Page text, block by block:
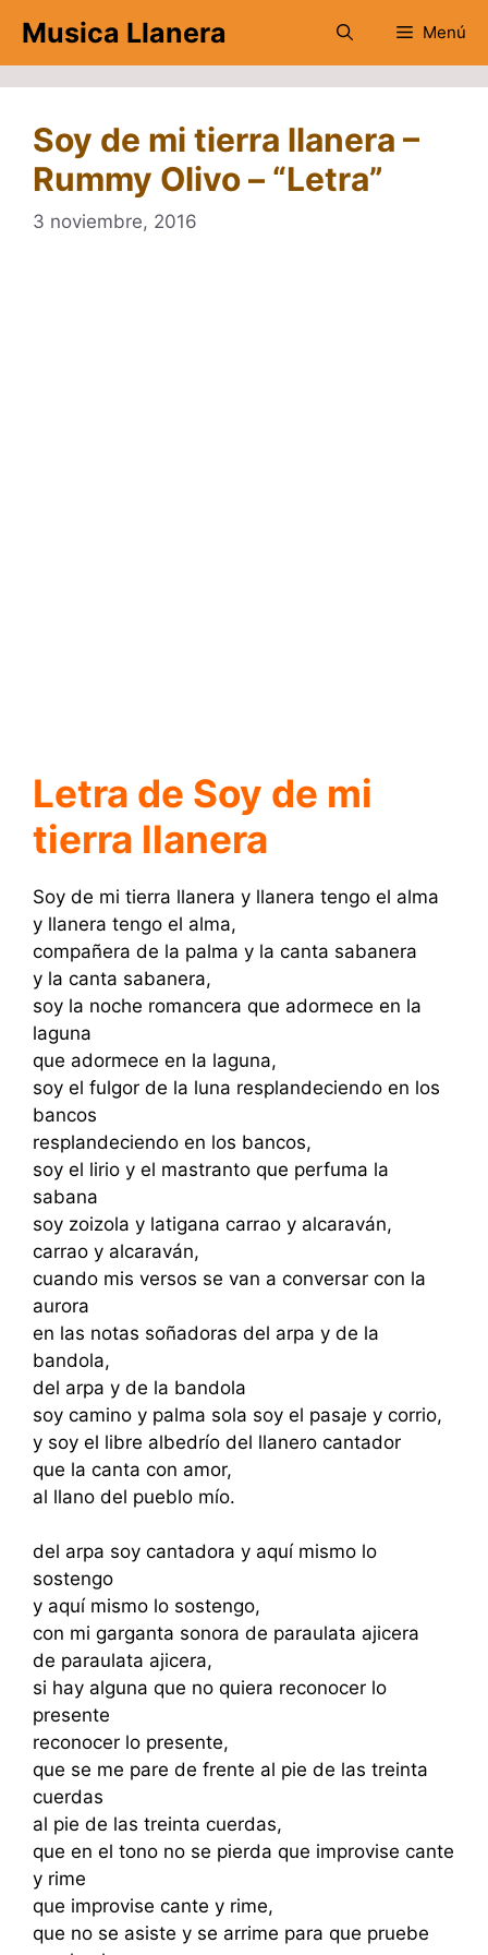
contenido
Musica Llanera Menú
Soy de mi tierra llanera –
Rummy Olivo – “Letra”
3 noviembre, 2016
Letra de Soy de mi
tierra llanera
Soy de mi tierra llanera y llanera tengo el alma
y llanera tengo el alma,
compañera de la palma y la canta sabanera
y la canta sabanera,
soy la noche romancera que adormece en la
laguna
que adormece en la laguna,
soy el fulgor de la luna resplandeciendo en los
bancos
resplandeciendo en los bancos,
soy el lirio y el mastranto que perfuma la
sabana
soy zoizola y latigana carrao y alcaraván,
carrao y alcaraván,
cuando mis versos se van a conversar con la
aurora
en las notas soñadoras del arpa y de la
bandola,
del arpa y de la bandola
soy camino y palma sola soy el pasaje y corrio,
y soy el libre albedrío del llanero cantador
que la canta con amor,
al llano del pueblo mío.
del arpa soy cantadora y aquí mismo lo
sostengo
y aquí mismo lo sostengo,
con mi garganta sonora de paraulata ajicera
de paraulata ajicera,
si hay alguna que no quiera reconocer lo
presente
reconocer lo presente,
que se me pare de frente al pie de las treinta
cuerdas
al pie de las treinta cuerdas,
que en el tono no se pierda que improvise cante
y rime
que improvise cante y rime,
que no se asiste y se arrime para que pruebe